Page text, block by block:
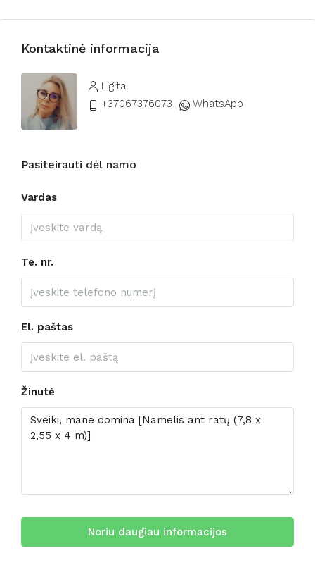
Kontaktinė informacija
Ligita
+37067376073
WhatsApp
Pasiteirauti dėl namo
Vardas
Te. nr.
El. paštas
Žinutė
Noriu daugiau informacijos